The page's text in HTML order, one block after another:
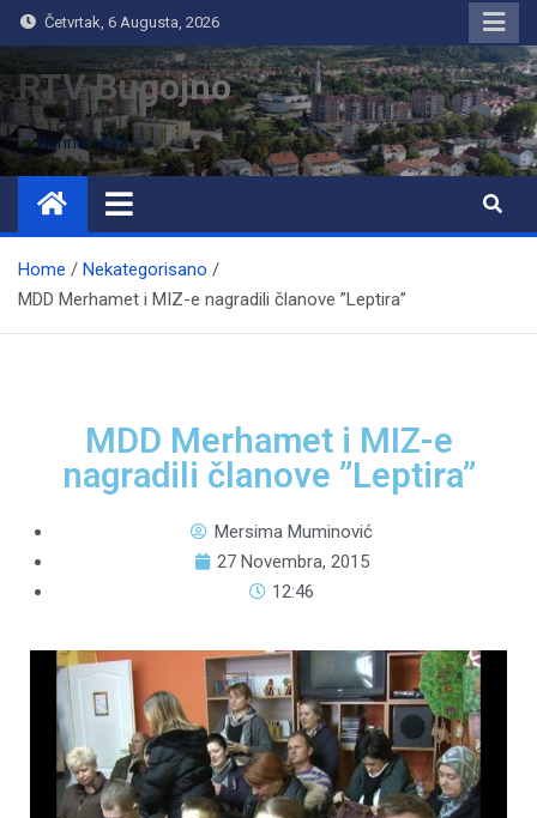
Četvrtak, 6 Augusta, 2026
RTV Bugojno
Home
Nekategorisano
MDD Merhamet i MIZ-e nagradili članove ”Leptira”
MDD Merhamet i MIZ-e
nagradili članove ”Leptira”
Mersima Muminović
27 Novembra, 2015
12:46